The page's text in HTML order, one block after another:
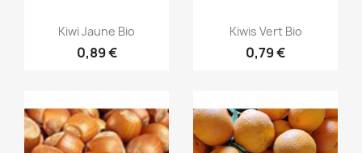
Aperçu rapide
Kiwi Jaune Bio
0,89 €
Aperçu rapide
Kiwis Vert Bio
0,79 €